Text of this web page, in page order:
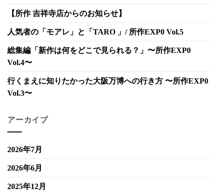
【所作 吉祥寺店からのお知らせ】
人気者の「モアレ」と「TARO 」/ 所作EXP0 Vol.5
総集編「新作は何をどこで見られる？」〜所作EXP0
Vol.4〜
行くまえに知りたかった大阪万博への行き方 〜所作EXP0
Vol.3〜
アーカイブ
2026年7月
2026年6月
2025年12月